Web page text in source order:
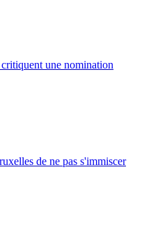
une nomination
de ne pas s'immiscer